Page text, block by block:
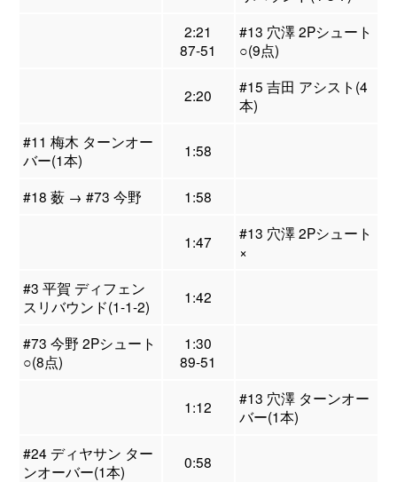
2:21
87-51
#13 穴澤 2Pシュート
○(9点)
2:20
#15 吉田 アシスト(4
本)
#11 梅木 ターンオー
バー(1本)
1:58
#18 薮 → #73 今野 1:58
1:47
#13 穴澤 2Pシュート
×
#3 平賀 ディフェン
スリバウンド(1-1-2)
1:42
#73 今野 2Pシュート
○(8点)
1:30
89-51
1:12
#13 穴澤 ターンオー
バー(1本)
#24 ディヤサン ター
ンオーバー(1本)
0:58